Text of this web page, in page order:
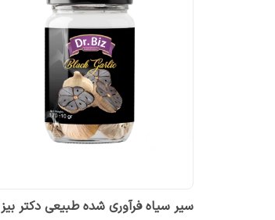
سیر سیاه فرآوری شده طبیعی دکتر بیز